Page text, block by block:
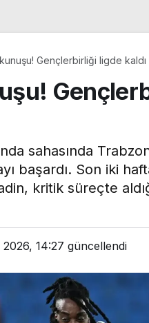
Gençlerbirliği ligde kaldı
sahasında
başardı. Son iki
kritik süreçte
2026, 14:27 güncellendi
Adı
yanıt